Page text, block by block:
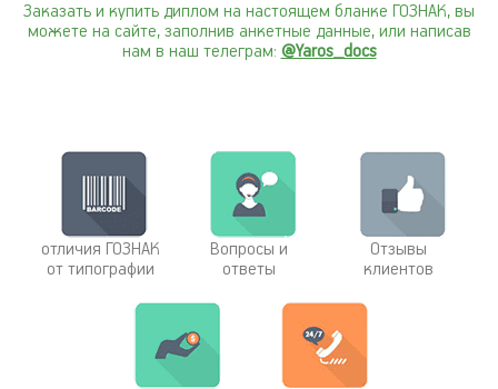
Заказать и купить диплом на настоящем бланке ГОЗНАК, вы
можете на сайте, заполнив анкетные данные, или написав
нам в наш телеграм: @Yaros_docs
отличия ГОЗНАК
от типографии
Вопросы и
ответы
Отзывы
клиентов